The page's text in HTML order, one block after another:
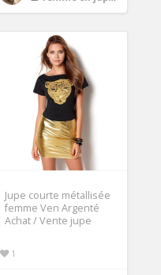
Jupe courte métallisée
femme Ven Argenté
Achat / Vente jupe
1